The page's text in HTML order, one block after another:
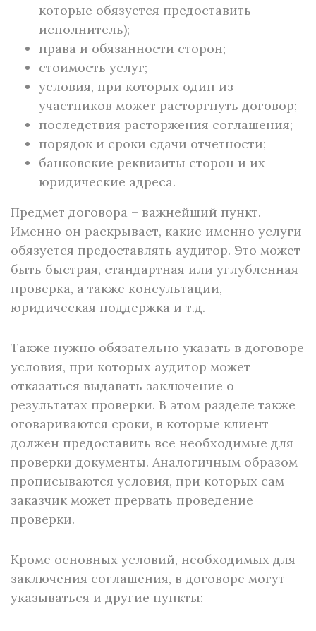
которые обязуется предоставить
исполнитель);
права и обязанности сторон;
стоимость услуг;
условия, при которых один из
участников может расторгнуть договор;
последствия расторжения соглашения;
порядок и сроки сдачи отчетности;
банковские реквизиты сторон и их
юридические адреса.
Предмет договора – важнейший пункт.
Именно он раскрывает, какие именно услуги
обязуется предоставлять аудитор. Это может
быть быстрая, стандартная или углубленная
проверка, а также консультации,
юридическая поддержка и т.д.
Также нужно обязательно указать в договоре
условия, при которых аудитор может
отказаться выдавать заключение о
результатах проверки. В этом разделе также
оговариваются сроки, в которые клиент
должен предоставить все необходимые для
проверки документы. Аналогичным образом
прописываются условия, при которых сам
заказчик может прервать проведение
проверки.
Кроме основных условий, необходимых для
заключения соглашения, в договоре могут
указываться и другие пункты: